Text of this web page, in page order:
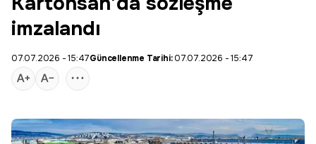
imzalandı
07.07.2026 - 15:47Güncellenme Tarihi:07.07.2026 - 15:47